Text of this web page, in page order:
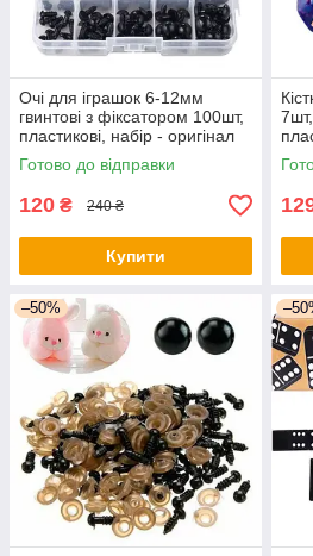
Очі для іграшок 6-12мм
гвинтові з фіксатором 100шт,
пластикові, набір - оригінал
Готово до відправки
120 ₴ 240 ₴
Купити
–50%